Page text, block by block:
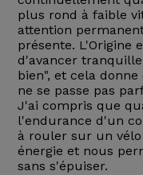
plus rond à faible
attention
présente. L'Origine
d'avancer
bien", et cela
ne se passe pas
J'ai compris que
l'endurance d'un
à rouler sur un
énergie et nous
sans s'épuiser.